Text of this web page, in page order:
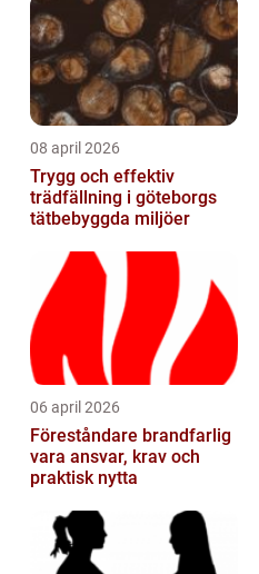
08 april 2026
Trygg och effektiv
trädfällning i göteborgs
tätbebyggda miljöer
06 april 2026
Föreståndare brandfarlig
vara ansvar, krav och
praktisk nytta